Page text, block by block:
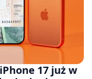
17 już w